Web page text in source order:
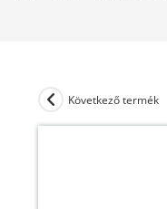
Következő termék